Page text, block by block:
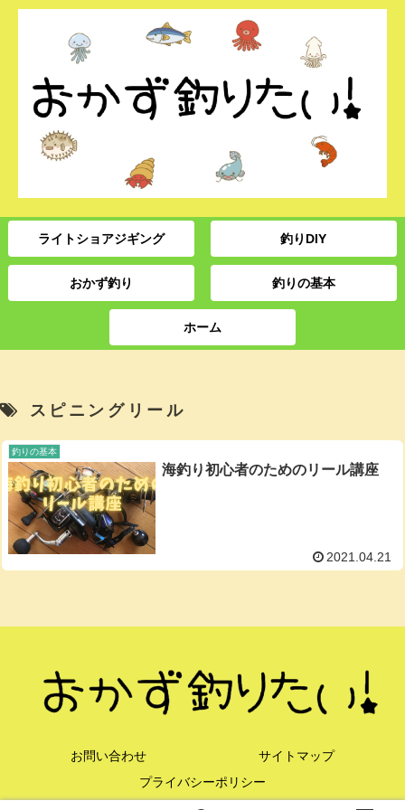
ライトショアジギング 釣りDIY
おかず釣り 釣りの基本
ホーム
スピニングリール
釣りの基本
海釣り初心者のためのリール講座
2021.04.21
お問い合わせ
サイトマップ
プライバシーポリシー